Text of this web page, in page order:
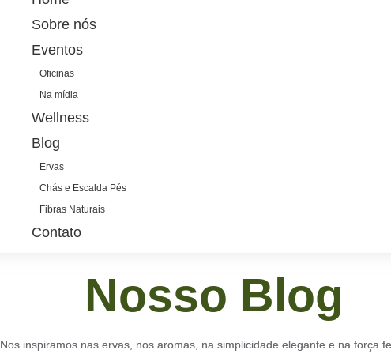
Sobre nós
Eventos
Oficinas
Na mídia
Wellness
Blog
Ervas
Chás e Escalda Pés
Fibras Naturais
Contato
Nosso Blog
Nos inspiramos nas ervas, nos aromas, na simplicidade elegante e na força